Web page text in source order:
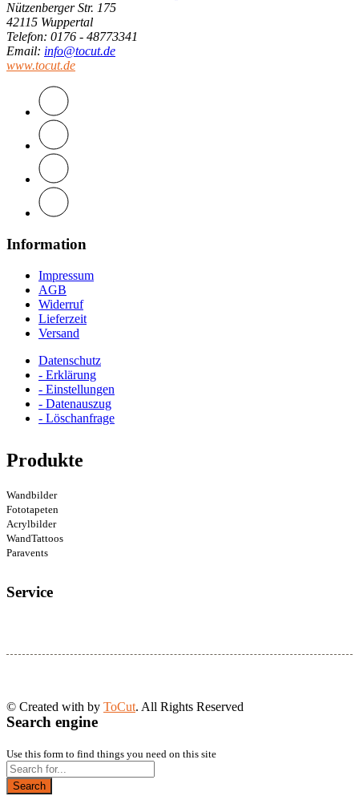
Nützenberger Str. 175
42115 Wuppertal
Telefon: 0176 - 48773341
Email: info@tocut.de
www.tocut.de
Information
Impressum
AGB
Widerruf
Lieferzeit
Versand
Datenschutz
- Erklärung
- Einstellungen
- Datenauszug
- Löschanfrage
Produkte
Wandbilder
Fototapeten
Acrylbilder
WandTattoos
Paravents
Service
© Created with by ToCut. All Rights Reserved
Search engine
Use this form to find things you need on this site
Search